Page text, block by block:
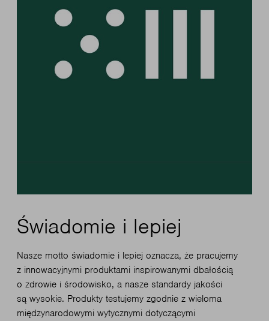
Świadomie i lepiej
Nasze motto świadomie i lepiej oznacza, że pracujemy
z innowacyjnymi produktami inspirowanymi dbałością
o zdrowie i środowisko, a nasze standardy jakości
są wysokie. Produkty testujemy zgodnie z wieloma
międzynarodowymi wytycznymi dotyczącymi